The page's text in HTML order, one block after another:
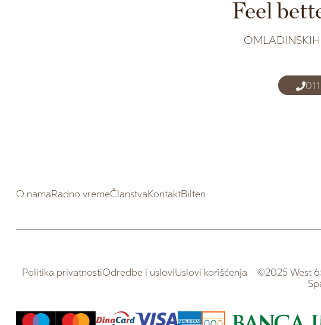
Feel
O namaRadno vremeČlanstvaKontaktBilten
Politika privatnostiOdredbe i usloviUslovi korišćenja
©2025 West